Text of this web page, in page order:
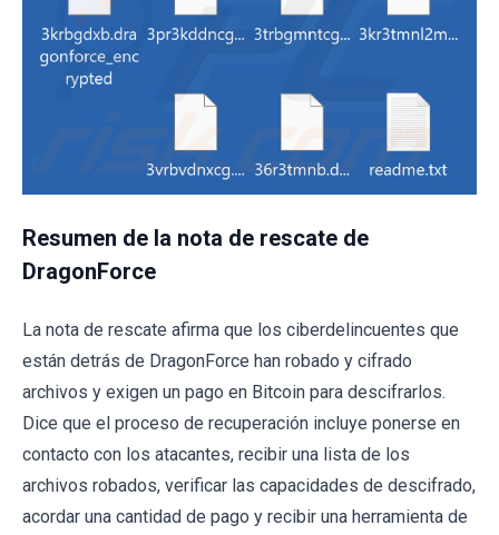
Resumen de la nota de rescate de
DragonForce
La nota de rescate afirma que los ciberdelincuentes que
están detrás de DragonForce han robado y cifrado
archivos y exigen un pago en Bitcoin para descifrarlos.
Dice que el proceso de recuperación incluye ponerse en
contacto con los atacantes, recibir una lista de los
archivos robados, verificar las capacidades de descifrado,
acordar una cantidad de pago y recibir una herramienta de